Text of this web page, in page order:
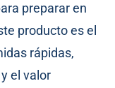
preparar en
producto es el
rápidas,
el valor